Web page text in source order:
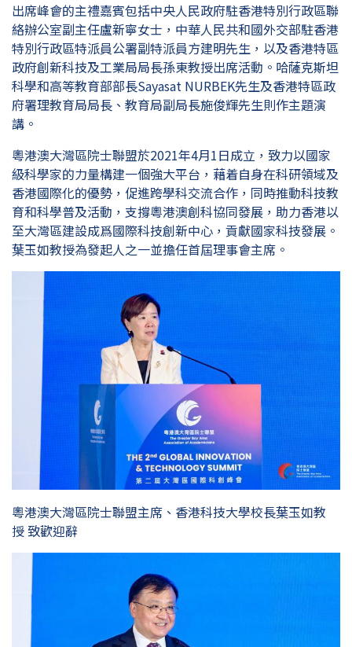
出席峰會的主禮嘉賓包括中央人民政府駐香港特別行政區聯
絡辦公室副主任盧新寧女士，中華人民共和國外交部駐香港
特別行政區特派員公署副特派員方建明先生，以及香港特區
政府創新科技及工業局局長孫東教授出席活動。哈薩克斯坦
科學和高等教育部部長Sayasat NURBEK先生及香港特區政
府署理教育局局長、教育局副局長施俊輝先生則作主題演
講。
粵港澳大灣區院士聯盟於2021年4月1日成立，致力以國家
級科學家的力量構建一個強大平台，藉着自身在科研領域及
香港國際化的優勢，促進跨學科交流合作，同時推動科技教
育和科學普及活動，支撐粵港澳創科協同發展，助力香港以
至大灣區建設成爲國際科技創新中心，貢獻國家科技發展。
葉玉如教授為發起人之一並擔任首屆理事會主席。
粵港澳大灣區院士聯盟主席、香港科技大學校長葉玉如教
授 致歡迎辭